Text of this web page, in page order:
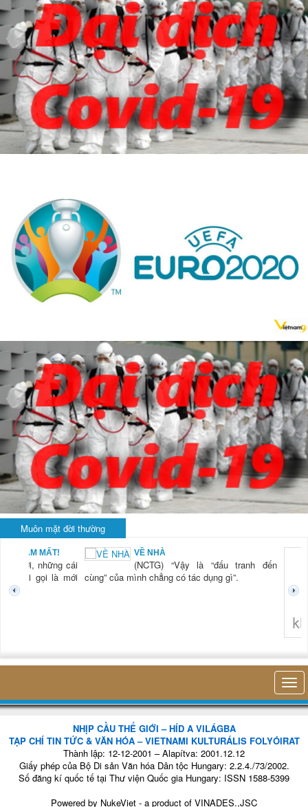
Muôn mặt đời thường
NAM MẤT!
“Xời, những cái
mới gọi là mới
VỀ NHÀ
(NCTG) “Vậy là “đấu tranh đến
cùng” của mình chẳng có tác dụng gì”.
NHỊP CẦU THẾ GIỚI – HÍD A VILÁGBA
TẠP CHÍ TIN TỨC & VĂN HÓA – VIETNAMI KULTURÁLIS FOLYÓIRAT
Thành lập: 12-12-2001 – Alapítva: 2001.12.12
Giấy phép của Bộ Di sản Văn hóa Dân tộc Hungary: 2.2.4./73/2002.
Số đăng kí quốc tế tại Thư viện Quốc gia Hungary: ISSN 1588-5399
Powered by NukeViet - a product of VINADES.,JSC